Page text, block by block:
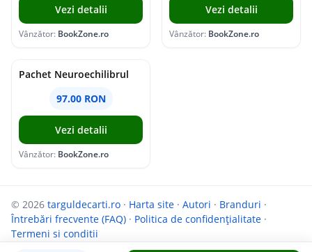
Vezi detalii
Vânzător: BookZone.ro
Vezi detalii
Vânzător: BookZone.ro
Pachet Neuroechilibrul
97.00 RON
Vezi detalii
Vânzător: BookZone.ro
© 2026 targuldecarti.ro · Harta site · Autori · Branduri ·
Întrebări frecvente (FAQ) · Politica de confidențialitate ·
Termeni si conditii